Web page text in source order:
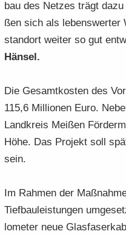
bau des Net­zes trägt
ßen sich als
stand­ort wei­ter so gut
Hän­sel.
Die Ge­samt­kos­ten des
115,6 Mil­lio­nen Euro.
Land­kreis Mei­ßen
Höhe. Das Pro­jekt soll
sein.
Im Rah­men der
Tief­bau­leis­tun­gen
lo­me­ter neue